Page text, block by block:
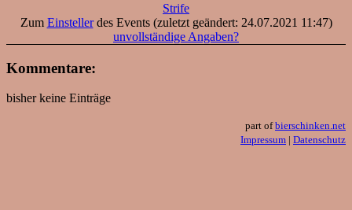
Strife
Zum Einstellerdes Events (zuletzt geändert: 24.07.2021 11:47)
unvollständige Angaben?
Kommentare:
bisher keine Einträge
part ofbierschinken.net
Impressum | Datenschutz